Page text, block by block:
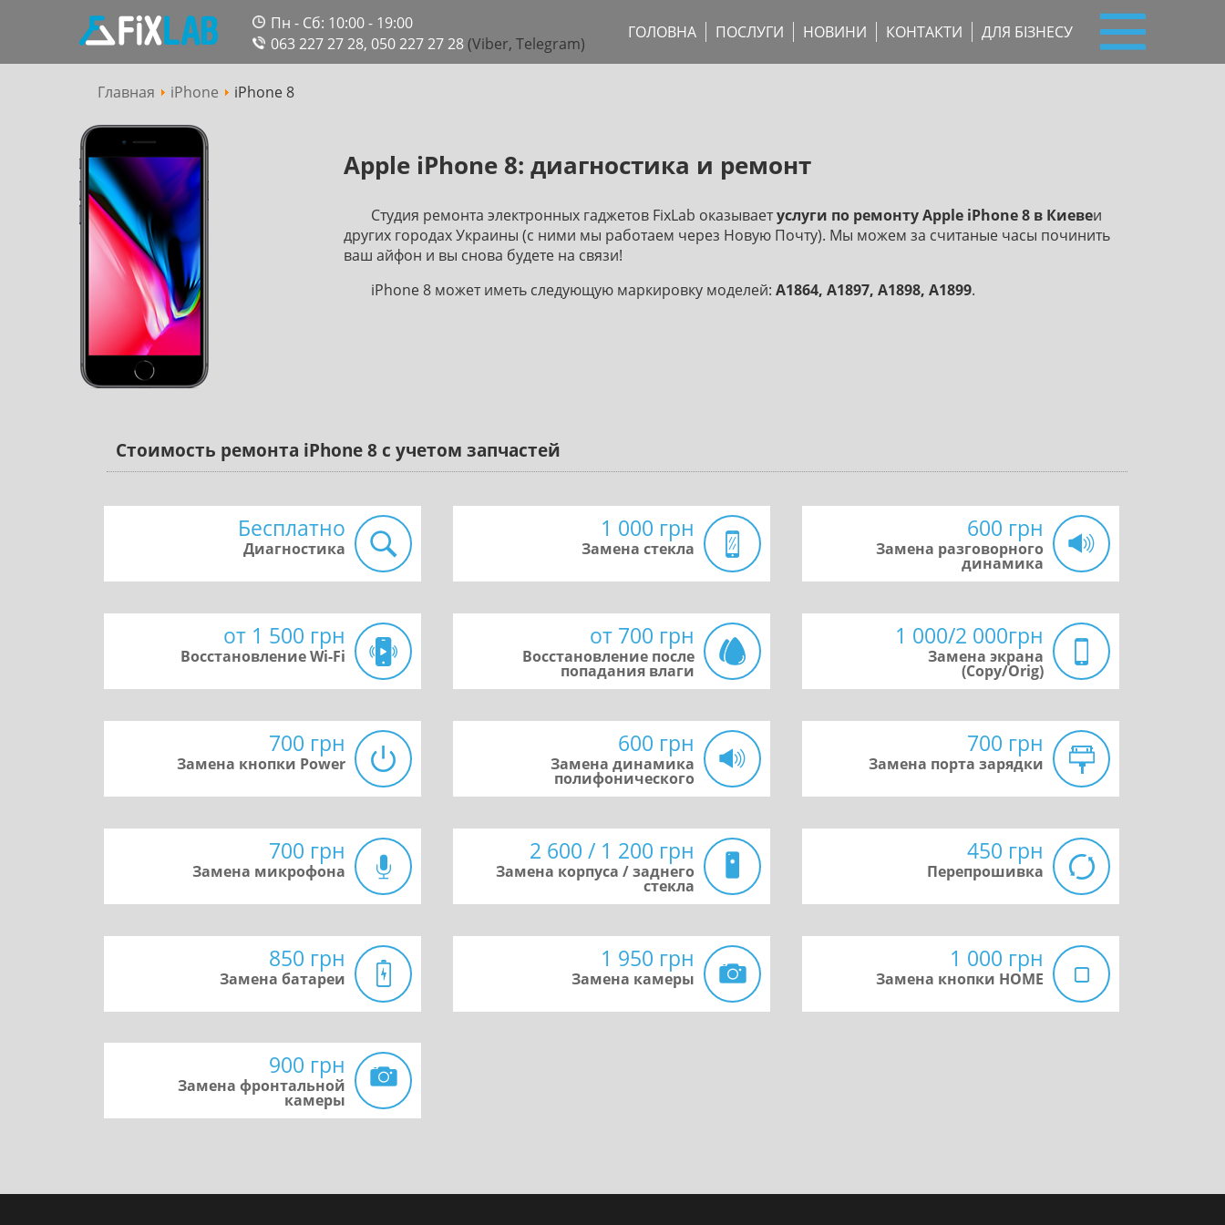
Сервісний
центр
ГОЛОВНА ПОСЛУГИ НОВИНИ КОНТАКТИ ДЛЯ БІЗНЕСУ
Пн - Сб: 10:00 - 19:00
063 227 27 28, 050 227 27 28(Viber, Telegram)
Главная iPhone iPhone 8
Apple iPhone 8: диагностика и ремонт
Студия ремонта электронных гаджетов FixLab оказываетуслуги по ремонту Apple iPhone 8 в Киевеи
других городах Украины (с ними мы работаем через Новую Почту). Мы можем за считаные часы починить
ваш айфон и вы снова будете на связи!
iPhone 8 может иметь следующую маркировку моделей: A1864, A1897, A1898, A1899.
Стоимость ремонта iPhone 8 с учетом запчастей
Бесплатно
Диагностика
1 000 грн
Замена стекла
600 грн
Замена разговорного
динамика
от 1 500 грн
Восстановление Wi-Fi
от 700 грн
Восстановление после
попадания влаги
1 000/2 000грн
Замена экрана
(Copy/Orig)
700 грн
Замена кнопки Power
600 грн
Замена динамика
полифонического
700 грн
Замена порта зарядки
700 грн
Замена микрофона
2 600 / 1 200 грн
Замена корпуса / заднего
стекла
450 грн
Перепрошивка
850 грн
Замена батареи
1 950 грн
Замена камеры
1 000 грн
Замена кнопки HOME
900 грн
Замена фронтальной
камеры